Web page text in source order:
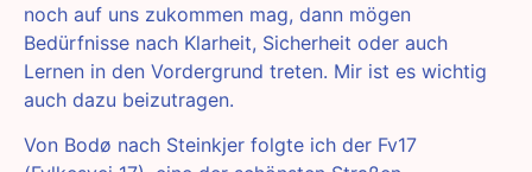
noch auf uns zukommen mag, dann mögen
Bedürfnisse nach Klarheit, Sicherheit oder auch
Lernen in den Vordergrund treten. Mir ist es wichtig
auch dazu beizutragen.
Von Bodø nach Steinkjer folgte ich der Fv17